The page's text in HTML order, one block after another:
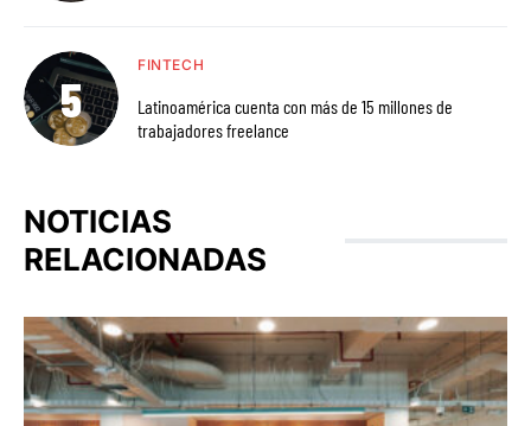
FINTECH
Latinoamérica cuenta con más de 15 millones de
trabajadores freelance
NOTICIAS
RELACIONADAS